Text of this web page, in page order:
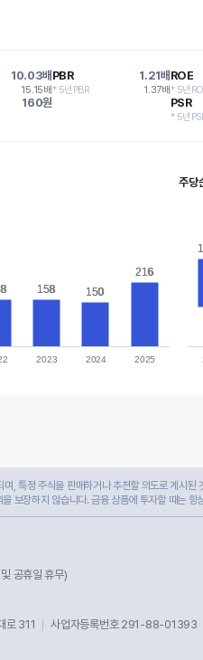
10.03배
15.15배
PBR 1.21배
* 5년PBR 1.37배
ROE
* 5년
160원 PSR
* 5년
158
158 150
150
216
216
2023 2024 2025
주당
, 특정 주식을 판매하거나 추천할 의도로 게시
보장하지 않습니다. 금융 상품에 투자할 때는
공휴일 휴무)
로 311
사업자등록번호 291-88-01393